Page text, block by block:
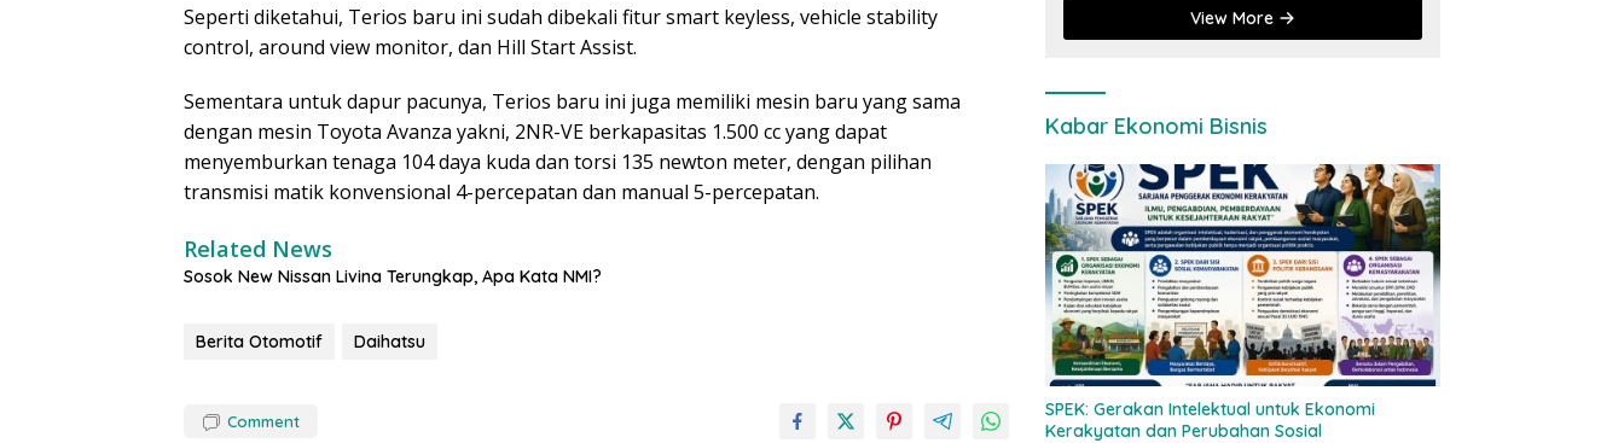
Seperti diketahui, Terios baru ini sudah dibekali fitur smart keyless, vehicle stability
control, around view monitor, dan Hill Start Assist.
Sementara untuk dapur pacunya, Terios baru ini juga memiliki mesin baru yang sama
dengan mesin Toyota Avanza yakni, 2NR-VE berkapasitas 1.500 cc yang dapat
menyemburkan tenaga 104 daya kuda dan torsi 135 newton meter, dengan pilihan
transmisi matik konvensional 4-percepatan dan manual 5-percepatan.
Related News
Sosok New Nissan Livina Terungkap, Apa Kata NMI?
Berita Otomotif Daihatsu
Comment
View More
Kabar Ekonomi Bisnis
SPEK: Gerakan Intelektual untuk Ekonomi
Kerakyatan dan Perubahan Sosial